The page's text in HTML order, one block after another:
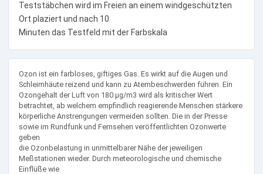
Teststäbchen wird im Freien an einem windgeschützten
Ort plaziert und nach 10
Minuten das Testfeld mit der Farbskala
Ozon ist ein farbloses, giftiges Gas. Es wirkt auf die Augen und
Schleimhäute reizend und kann zu Atembeschwerden führen. Ein
Ozongehalt der Luft von 180 µg/m3 wird als kritischer Wert
betrachtet, ab welchem empfindlich reagierende Menschen stärkere
körperliche Anstrengungen vermeiden sollten. Die in der Presse
sowie im Rundfunk und Fernsehen veröffentlichten Ozonwerte
geben
die Ozonbelastung in unmittelbarer Nähe der jeweiligen
Meßstationen wieder. Durch meteorologische und chemische
Einflüße wie